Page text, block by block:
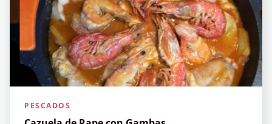
PESCADOS